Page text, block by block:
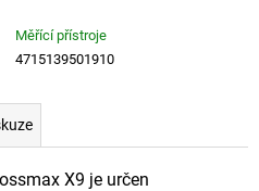
Měřící přístroje
4715139501910
X9 je určen